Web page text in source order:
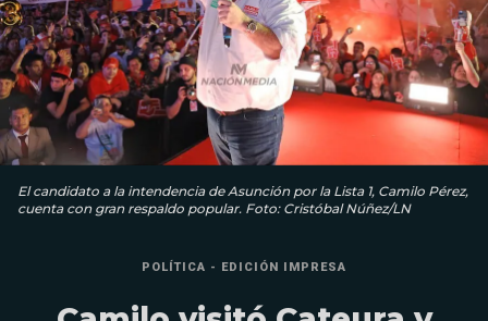
El candidato a la intendencia de Asunción por la Lista 1, Camilo Pérez,
cuenta con gran respaldo popular. Foto: Cristóbal Núñez/LN
POLÍTICA - EDICIÓN IMPRESA